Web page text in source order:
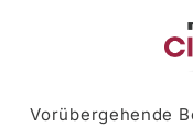
Vorübergehende